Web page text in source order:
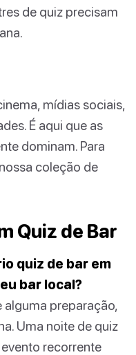
de quiz precisam
mídias sociais,
É aqui que as
dominam. Para
coleção de
Quiz de Bar
quiz de bar em
bar local?
alguma preparação,
Uma noite de quiz
recorrente